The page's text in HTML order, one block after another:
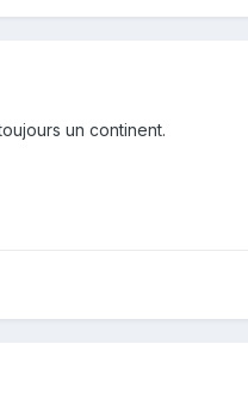
un continent.